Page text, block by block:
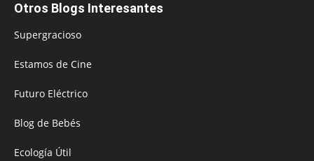
Otros Blogs Interesantes
Supergracioso
Estamos de Cine
Futuro Eléctrico
Blog de Bebés
Ecología Útil